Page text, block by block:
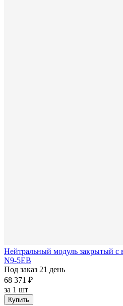
Нейтральный модуль
N9-5EB
Под заказ 21 день
68 371 ₽
за 1 шт
Купить